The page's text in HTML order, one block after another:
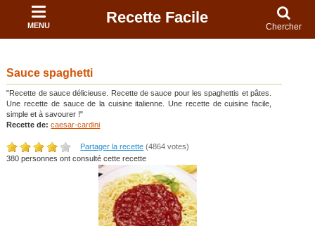
MENU Recette Facile
Chercher
Sauce spaghetti
"Recette de sauce délicieuse. Recette de sauce pour les spaghettis et pâtes.
Une recette de sauce de la cuisine italienne. Une recette de cuisine facile,
simple et à savourer !"
Recette de: caesar-cardini
Partager la recette (4864 votes)
380 personnes ont consulté cette recette